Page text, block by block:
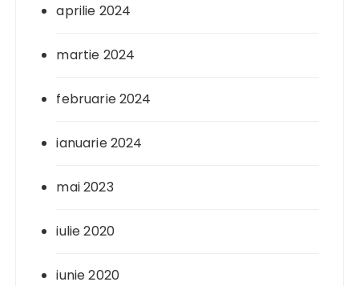
aprilie 2024
martie 2024
februarie 2024
ianuarie 2024
mai 2023
iulie 2020
iunie 2020